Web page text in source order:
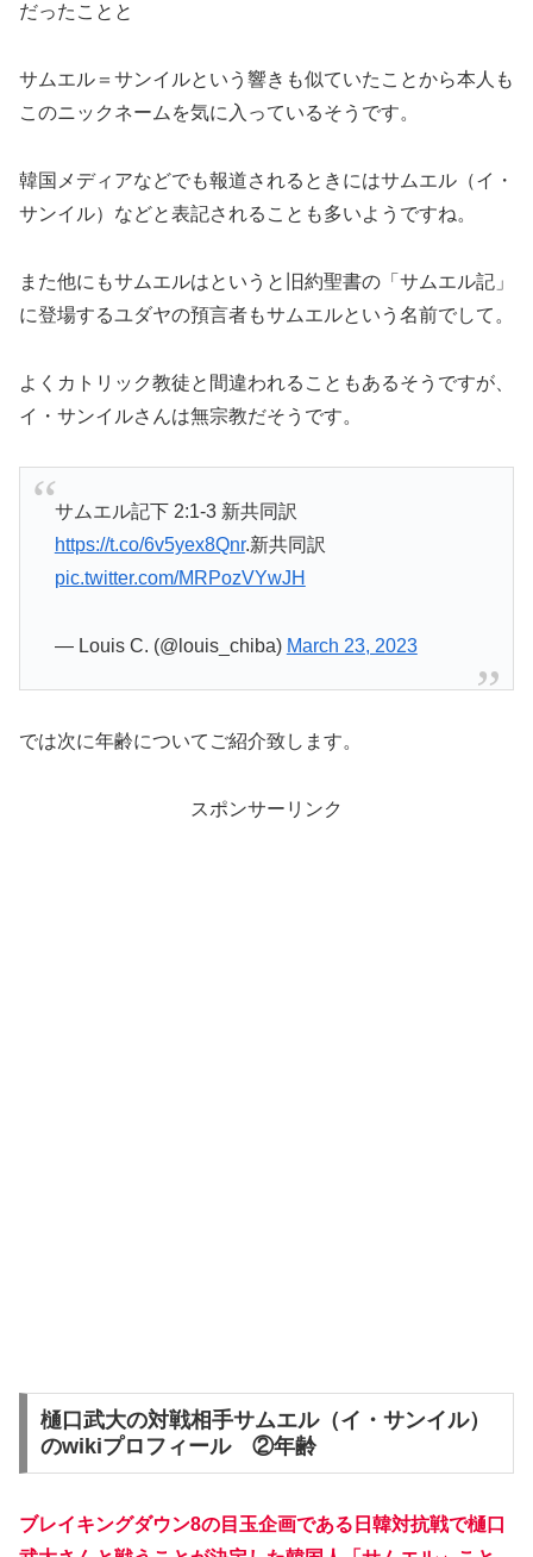
だったことと
サムエル＝サンイルという響きも似ていたことから本人も
このニックネームを気に入っているそうです。
韓国メディアなどでも報道されるときにはサムエル（イ・
サンイル）などと表記されることも多いようですね。
また他にもサムエルはというと旧約聖書の「サムエル記」
に登場するユダヤの預言者もサムエルという名前でして。
よくカトリック教徒と間違われることもあるそうですが、
イ・サンイルさんは無宗教だそうです。
サムエル記下 2:1-3 新共同訳
https://t.co/6v5yex8Qnr.新共同訳
pic.twitter.com/MRPozVYwJH
— Louis C. (@louis_chiba) March 23, 2023
では次に年齢についてご紹介致します。
スポンサーリンク
樋口武大の対戦相手サムエル（イ・サンイル）
のwikiプロフィール ②年齢
ブレイキングダウン8の目玉企画である日韓対抗戦で樋口